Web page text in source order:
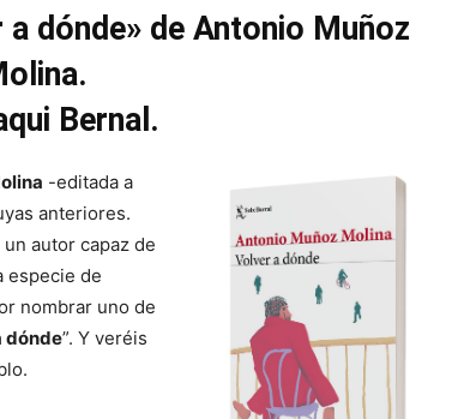
dónde» de Antonio Muñoz
Bernal.
-editada a
anteriores.
autor capaz de
especie de
nombrar uno de
dónde”. Y veréis